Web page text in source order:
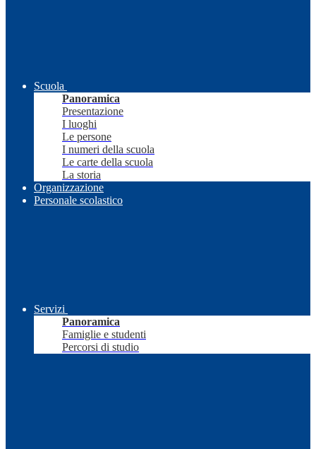
Scuola
Panoramica
Presentazione
I luoghi
Le persone
I numeri della scuola
Le carte della scuola
La storia
Organizzazione
Personale scolastico
Servizi
Panoramica
Famiglie e studenti
Percorsi di studio